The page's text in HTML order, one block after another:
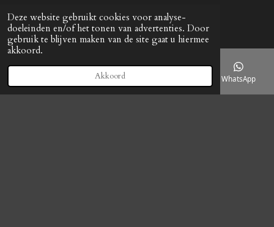
Deze website gebruikt cookies voor analyse-
doeleinden en/of het tonen van advertenties. Door
gebruik te blijven maken van de site gaat u hiermee
akkoord.
Akkoord
o
o
k
g
r
a
r
e
s
Telefoonnummer WhatsApp